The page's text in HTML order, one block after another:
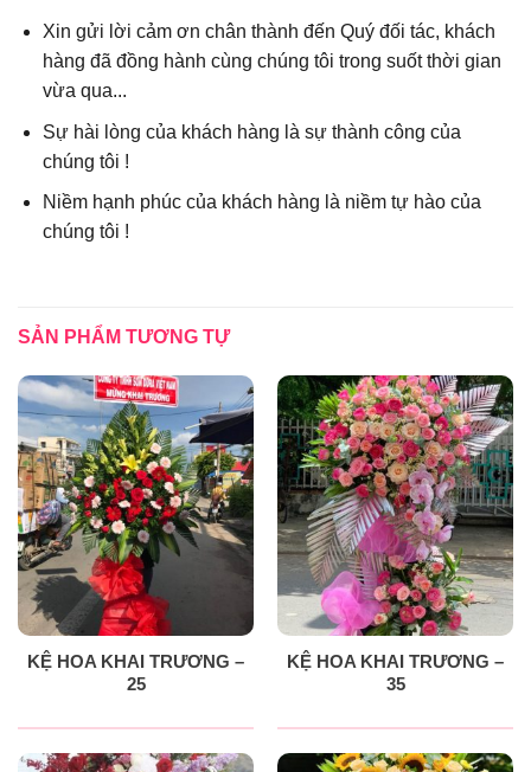
Xin gửi lời cảm ơn chân thành đến Quý đối tác, khách
hàng đã đồng hành cùng chúng tôi trong suốt thời gian
vừa qua...
Sự hài lòng của khách hàng là sự thành công của
chúng tôi !
Niềm hạnh phúc của khách hàng là niềm tự hào của
chúng tôi !
SẢN PHẨM TƯƠNG TỰ
KỆ HOA KHAI TRƯƠNG –
25
KỆ HOA KHAI TRƯƠNG –
35